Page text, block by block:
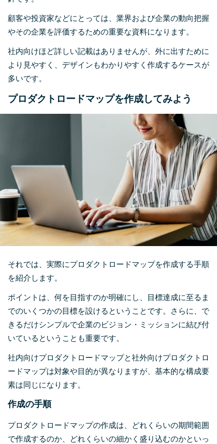
顧客や投資家などにとっては、業界および企業の動向把握
やその企業を評価するための重要な資料になります。
社内向けほど詳しい記載はありませんが、外に出すために
より見やすく、デザインもわかりやすく作成するケースが
多いです。
プロダクトロードマップを作成してみよう
それでは、実際にプロダクトロードマップを作成する手順
を紹介します。
ポイントは、何を目指すのか明確にし、目標達成に至るま
でのいくつかの目標を設けるということです。さらに、で
きるだけシンプルで企業のビジョン・ミッションに結び付
いているということも重要です。
社内向けプロダクトロードマップと社外向けプロダクトロ
ードマップは対象や目的が異なりますが、基本的な構成要
素は同じになります。
作成の手順
プロダクトロードマップの作成は、どれくらいの期間範囲
で作成するのか、どれくらいの細かく盛り込むのかといっ